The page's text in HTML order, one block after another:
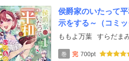
侯爵家のいたって
示をする～（コミッ
ももよ万葉 すらだま
巻 完 700pt